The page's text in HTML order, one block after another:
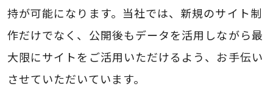
持が可能になります。当社では、新規のサイト制
作だけでなく、公開後もデータを活用しながら最
大限にサイトをご活用いただけるよう、お手伝い
させていただいています。